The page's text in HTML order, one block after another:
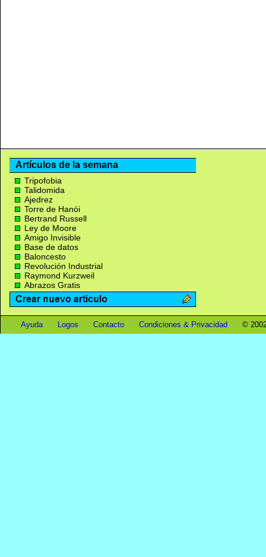
Artículos de la semana
Tripofobia
Talidomida
Ajedrez
Torre de Hanói
Bertrand Russell
Ley de Moore
Amigo Invisible
Base de datos
Baloncesto
Revolución Industrial
Raymond Kurzweil
Abrazos Gratis
Ayuda Logos Contacto Condiciones & Privacidad ©